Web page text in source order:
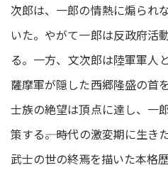
次郎は、一郎の情熱に煽られ
いた。やがて一郎は反政府活
る。一方、文次郎は陸軍軍人
薩摩軍が隠した西郷隆盛の首
士族の絶望は頂点に達し、一
策する――。時代の激変期に生
武士の世の終焉を描いた本格